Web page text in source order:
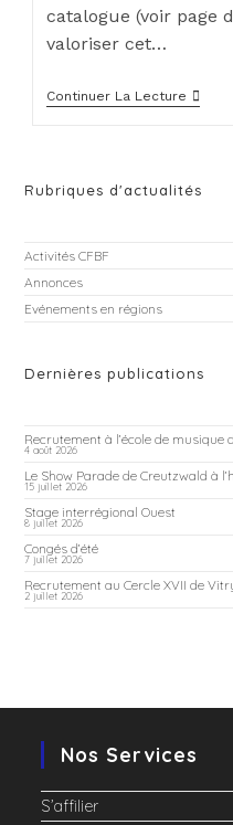
catalogue (voir page
valoriser cet…
Continuer La Lecture
Rubriques d'actualités
Activités CFBF
Annonces
Evénements en régions
Dernières publications
Recrutement à l’école de musique
4 août 2026
Le Show Parade de Creutzwald à
15 juillet 2026
Stage interrégional Ouest
8 juillet 2026
Congés d’été
7 juillet 2026
Recrutement au Cercle XVII de
2 juillet 2026
Nos Services
S’affilier